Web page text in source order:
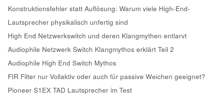
Konstruktionsfehler statt Auflösung: Warum viele High-End-
Lautsprecher physikalisch unfertig sind
High End Netzwerkswitch und deren Klangmythen entlarvt
Audiophile Netzwerk Switch Klangmythos erklärt Teil 2
Audiophile High End Switch Mythos
FIR Filter nur Vollaktiv oder auch für passive Weichen geeignet?
Pioneer S1EX TAD Lautsprecher im Test